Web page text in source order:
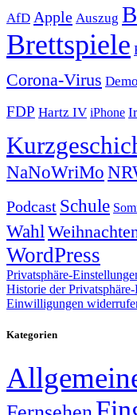
AfD Apple Auszug
Brettspiele
Corona-Virus
FDP Hartz IV iPhone
NaNoWriMo
Podcast Schule
Wahl
WordPress
Privatsphäre-
Historie der
Einwilligungen
Kategorien